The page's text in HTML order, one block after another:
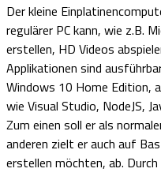
Der kleine
regulärer PC kann, wie z.B.
erstellen, HD Videos
Applikationen sind
Windows 10 Home Edition,
wie Visual Studio, NodeJS,
Zum einen soll er als
anderen zielt er auch auf
erstellen möchten, ab.